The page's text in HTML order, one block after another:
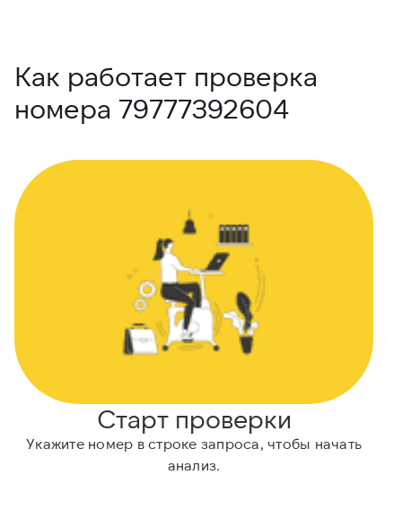
Как работает проверка
номера 79777392604
Старт проверки
Укажите номер в строке запроса, чтобы начать
анализ.